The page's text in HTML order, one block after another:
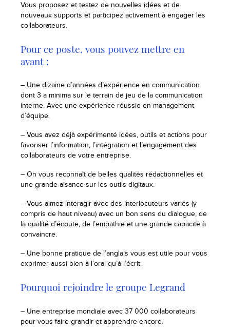
Vous proposez et testez de nouvelles idées et de
nouveaux supports et participez activement à engager les
collaborateurs.
Pour ce poste, vous pouvez mettre en
avant :
– Une dizaine d’années d’expérience en communication
dont 3 a minima sur le terrain de jeu de la communication
interne. Avec une expérience réussie en management
d’équipe.
– Vous avez déjà expérimenté idées, outils et actions pour
favoriser l’information, l’intégration et l’engagement des
collaborateurs de votre entreprise.
– On vous reconnaît de belles qualités rédactionnelles et
une grande aisance sur les outils digitaux.
– Vous aimez interagir avec des interlocuteurs variés (y
compris de haut niveau) avec un bon sens du dialogue, de
la qualité d’écoute, de l’empathie et une grande capacité à
convaincre.
– Une bonne pratique de l’anglais vous est utile pour vous
exprimer aussi bien à l’oral qu’à l’écrit.
Pourquoi rejoindre le groupe Legrand
– Une entreprise mondiale avec 37 000 collaborateurs
pour vous faire grandir et apprendre encore.